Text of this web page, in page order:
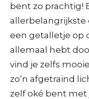
bent zo prachtig!
allerbelangrijkste
een getalletje op
allemaal hebt
vind je zelfs
zo’n afgetraind
zelf oké bent met